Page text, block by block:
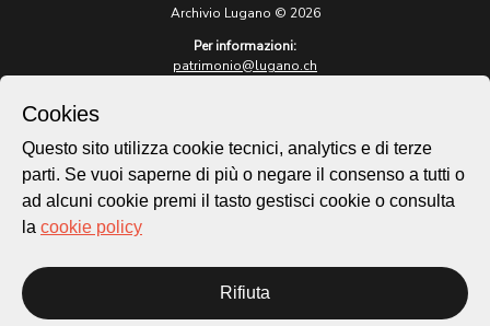
Archivio Lugano © 2026
Per informazioni:
patrimonio@lugano.ch
lugano.ch
Cookie policy
Homepage
Temi
Cookies
Questo sito utilizza cookie tecnici, analytics e di terze
parti. Se vuoi saperne di più o negare il consenso a tutti o
ad alcuni cookie premi il tasto gestisci cookie o consulta
la cookie policy
Rifiuta